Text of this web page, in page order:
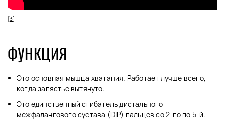
[3]
ФУНКЦИЯ
Это основная мышца хватания. Работает лучше всего,
когда запястье вытянуто.
Это единственный сгибатель дистального
межфалангового сустава (DIP) пальцев со 2-го по 5-й.